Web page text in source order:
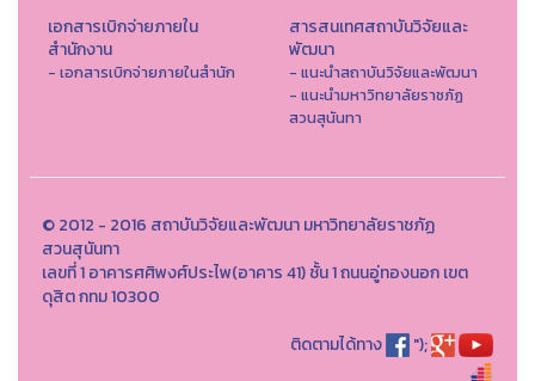
เอกสารเบิกจ่ายภายใน
สำนักงาน
- เอกสารเบิกจ่ายภายในสำนัก
สารสนเทศสถาบันวิจัยและ
พัฒนา
- แนะนำสถาบันวิจัยและพัฒนา
- แนะนำมหาวิทยาลัยราชภัฏ
สวนสุนันทา
© 2012 - 2016 สถาบันวิจัยและพัฒนา มหาวิทยาลัยราชภัฏ
สวนสุนันทา
เลขที่ 1 อาคารศศิพงศ์ประไพ(อาคาร 41) ชั้น 1 ถนนอู่ทองนอก เขต
ดุสิต กทม 10300
ติดตามได้ทาง
");